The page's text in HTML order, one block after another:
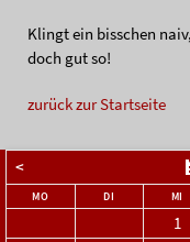
Klingt ein bisschen
doch gut so!
zurück zur Startseite
<
MONTAG DI MI
1